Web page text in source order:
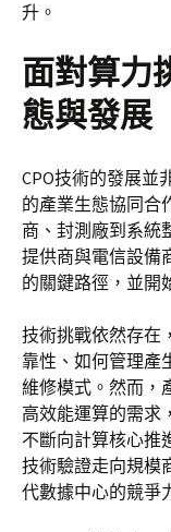
升。
面對算力
態與發展
CPO技術的發展並
的產業生態協同合
商、封測廠到系統
提供商與電信設備
的關鍵路徑，並開
技術挑戰依然存在
靠性、如何管理產
維修模式。然而，
高效能運算的需求
不斷向計算核心推
技術驗證走向規模
代數據中心的競爭